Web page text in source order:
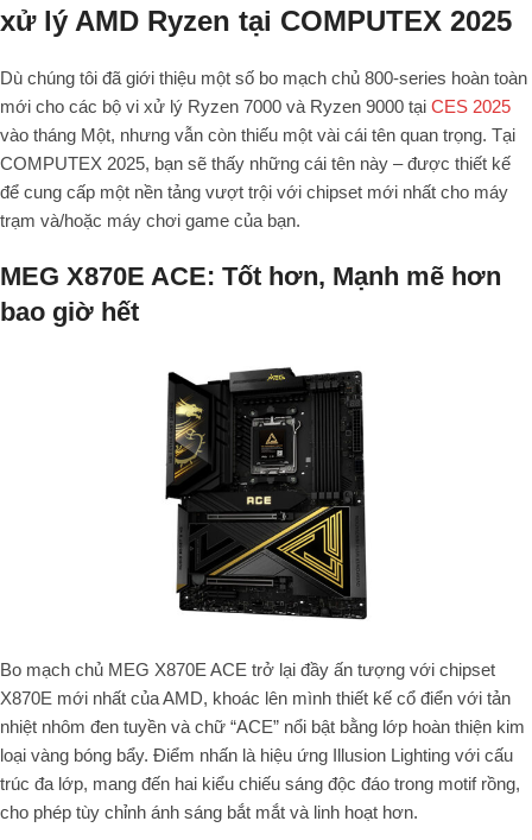
xử lý AMD Ryzen tại COMPUTEX 2025
Dù chúng tôi đã giới thiệu một số bo mạch chủ 800-series hoàn toàn
mới cho các bộ vi xử lý Ryzen 7000 và Ryzen 9000 tại CES 2025
vào tháng Một, nhưng vẫn còn thiếu một vài cái tên quan trọng. Tại
COMPUTEX 2025, bạn sẽ thấy những cái tên này – được thiết kế
để cung cấp một nền tảng vượt trội với chipset mới nhất cho máy
trạm và/hoặc máy chơi game của bạn.
MEG X870E ACE: Tốt hơn, Mạnh mẽ hơn
bao giờ hết
Bo mạch chủ MEG X870E ACE trở lại đầy ấn tượng với chipset
X870E mới nhất của AMD, khoác lên mình thiết kế cổ điển với tản
nhiệt nhôm đen tuyền và chữ “ACE” nổi bật bằng lớp hoàn thiện kim
loại vàng bóng bẩy. Điểm nhấn là hiệu ứng Illusion Lighting với cấu
trúc đa lớp, mang đến hai kiểu chiếu sáng độc đáo trong motif rồng,
cho phép tùy chỉnh ánh sáng bắt mắt và linh hoạt hơn.